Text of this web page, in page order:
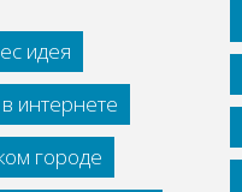
идея
интернете
городе